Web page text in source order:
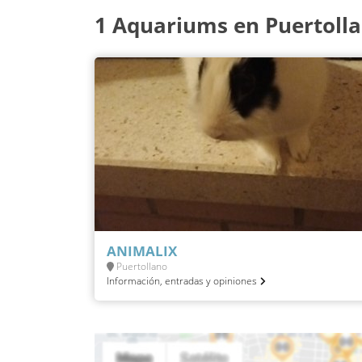
1 Aquariums en
ANIMALIX
Puertollano
Información, entradas y opiniones